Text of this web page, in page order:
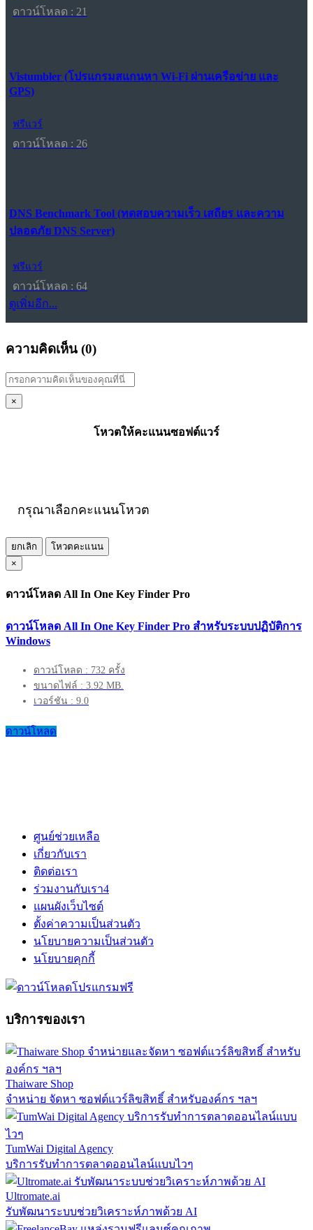
ดาวน์โหลด : 21
Vistumbler (โปรแกรมสแกนหา Wi-Fi ผ่านเครือข่าย และ
GPS)
ฟรีแวร์
ดาวน์โหลด : 26
DNS Benchmark Tool (ทดสอบความเร็ว เสถียร และความ
ปลอดภัย DNS Server)
ฟรีแวร์
ดาวน์โหลด : 64
ดูเพิ่มอีก...
ความคิดเห็น (0)
×
โหวตให้คะแนนซอฟต์แวร์
กรุณาเลือกคะแนนโหวต
ยกเลิก
โหวตคะแนน
×
ดาวน์โหลด All In One Key Finder Pro
ดาวน์โหลด All In One Key Finder Pro สำหรับระบบปฏิบัติการ
Windows
ดาวน์โหลด : 732 ครั้ง
ขนาดไฟล์ : 3.92 MB.
เวอร์ชัน : 9.0
ดาวน์โหลด
ศูนย์ช่วยเหลือ
เกี่ยวกับเรา
ติดต่อเรา
ร่วมงานกับเรา4
แผนผังเว็บไซต์
ตั้งค่าความเป็นส่วนตัว
นโยบายความเป็นส่วนตัว
นโยบายคุกกี้
บริการของเรา
Thaiware Shop
จำหน่าย จัดหา ซอฟต์แวร์ลิขสิทธิ์ สำหรับองค์กร ฯลฯ
TumWai Digital Agency
บริการรับทำการตลาดออนไลน์แบบไวๆ
Ultromate.ai
รับพัฒนาระบบช่วยวิเคราะห์ภาพด้วย AI